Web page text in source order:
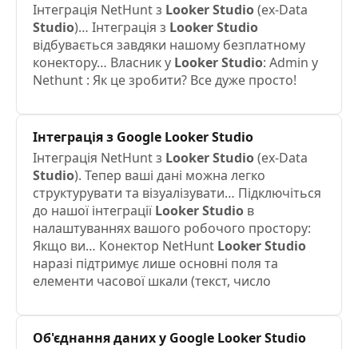
Інтеграція NetHunt з LookerStudio(ex-Data
Studio)… Інтеграція з LookerStudio
відбувається завдяки нашому безплатному
конектору… Власник у LookerStudio: Admin у
Nethunt : Як це зробити? Все дуже просто!
Інтеграція з Google LookerStudio
Інтеграція NetHunt з LookerStudio(ex-Data
Studio). Тепер ваші дані можна легко
структурувати та візуалізувати… Підключіться
до нашої інтеграціїLookerStudio в
налаштуваннях вашого робочого простору:
Якщо ви… Конектор NetHunt LookerStudio
наразі підтримує лише основні поля та
елементи часової шкали (текст, число
Об'єднання даних у Google LookerStudio